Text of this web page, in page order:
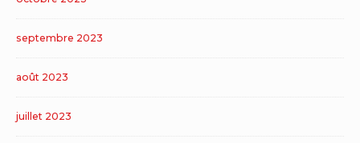
septembre 2023
août 2023
juillet 2023